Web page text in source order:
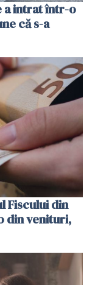
a intrat într-o
că s-a
Fiscului din
din venituri,